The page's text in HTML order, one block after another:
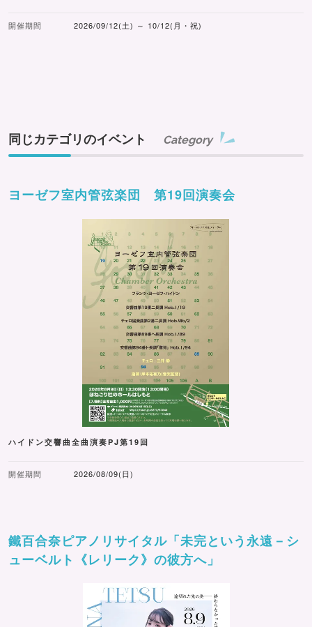
開催期間 2026/09/12(土) ～ 10/12(月・祝)
同じカテゴリのイベント Category
ヨーゼフ室内管弦楽団 第19回演奏会
ハイドン交響曲全曲演奏PJ第19回
開催期間 2026/08/09(日)
鐵百合奈ピアノリサイタル「未完という永遠－シ
ューベルト《レリーク》の彼方へ」